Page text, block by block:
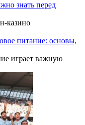
знать перед
казино
питание: основы,
играет важную